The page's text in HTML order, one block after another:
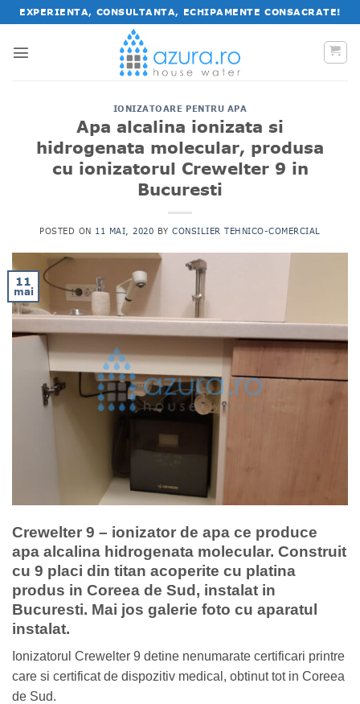
Salt
la
conținut
EXPERIENTA, CONSULTANTA, ECHIPAMENTE CONSACRATE!
IONIZATOARE PENTRU APA
Apa alcalina ionizata si
hidrogenata molecular, produsa
cu ionizatorul Crewelter 9 in
Bucuresti
POSTED ON 11 MAI, 2020 BYCONSILIER TEHNICO-COMERCIAL
11
mai
Crewelter 9 – ionizator de apa ce produce
apa alcalina hidrogenata molecular. Construit
cu 9 placi din titan acoperite cu platina
produs in Coreea de Sud, instalat in
Bucuresti. Mai jos galerie foto cu aparatul
instalat.
Ionizatorul Crewelter 9 detine nenumarate certificari printre
care si certificat de dispozitiv medical, obtinut tot in Coreea
de Sud.